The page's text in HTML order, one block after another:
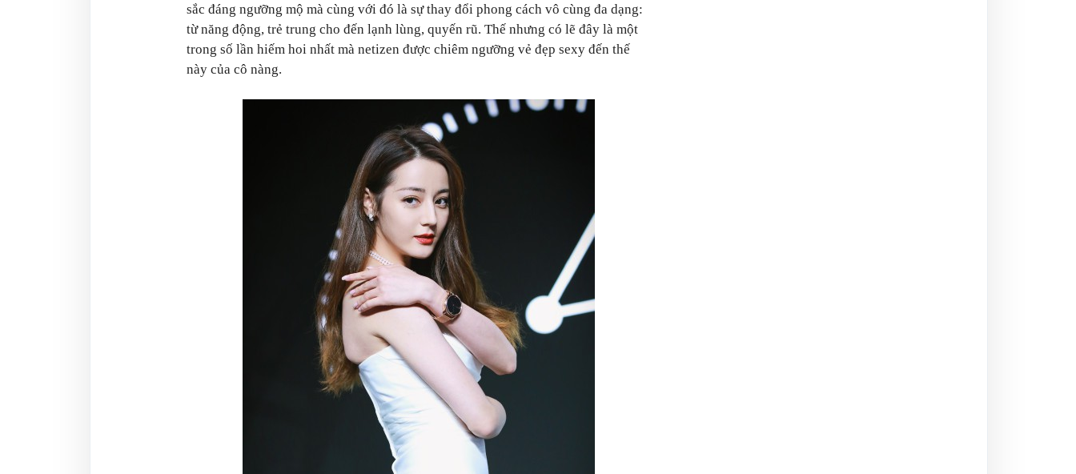
sắc đáng ngưỡng mộ mà cùng với đó là sự thay đổi phong cách vô cùng đa dạng:
từ năng động, trẻ trung cho đến lạnh lùng, quyến rũ. Thế nhưng có lẽ đây là một
trong số lần hiếm hoi nhất mà netizen được chiêm ngưỡng vẻ đẹp sexy đến thế
này của cô nàng.